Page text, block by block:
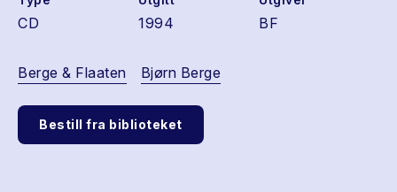
CD 1994 BF
Berge & Flaaten Bjørn Berge
Bestill fra biblioteket